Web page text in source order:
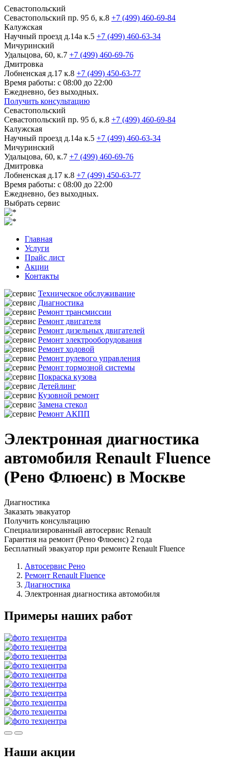
Севастопольский
Севастопольский пр. 95 б, к.8 +7 (499) 460-69-84
Калужская
Научный проезд д.14а к.5 +7 (499) 460-63-34
Мичуринский
Удальцова, 60, к.7 +7 (499) 460-69-76
Дмитровка
Лобненская д.17 к.8 +7 (499) 450-63-77
Время работы: с 08:00 до 22:00
Ежедневно, без выходных.
Получить консультацию
Севастопольский
Севастопольский пр. 95 б, к.8 +7 (499) 460-69-84
Калужская
Научный проезд д.14а к.5 +7 (499) 460-63-34
Мичуринский
Удальцова, 60, к.7 +7 (499) 460-69-76
Дмитровка
Лобненская д.17 к.8 +7 (499) 450-63-77
Время работы: с 08:00 до 22:00
Ежедневно, без выходных.
Выбрать сервис
Главная
Услуги
Прайс лист
Акции
Контакты
Техническое обслуживание
Диагностика
Ремонт трансмиссии
Ремонт двигателя
Ремонт дизельных двигателей
Ремонт электрооборудования
Ремонт ходовой
Ремонт рулевого управления
Ремонт тормозной системы
Покраска кузова
Детейлинг
Кузовной ремонт
Замена стекол
Ремонт АКПП
Электронная диагностика
автомобиля Renault Fluence
(Рено Флюенс) в Москве
Диагностика
Заказать эвакуатор
Получить консультацию
Специализированный автосервис Renault
Гарантия на ремонт (Рено Флюенс) 2 года
Бесплатный эвакуатор при ремонте Renault Fluence
Автосервис Рено
Ремонт Renault Fluence
Диагностика
Электронная диагностика автомобиля
Примеры наших работ
Наши акции